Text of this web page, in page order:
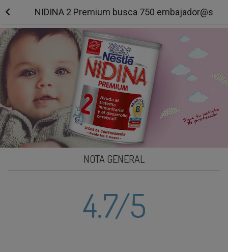
NIDINA 2 Premium busca 750 embajador@s
NOTA GENERAL
4.7/5